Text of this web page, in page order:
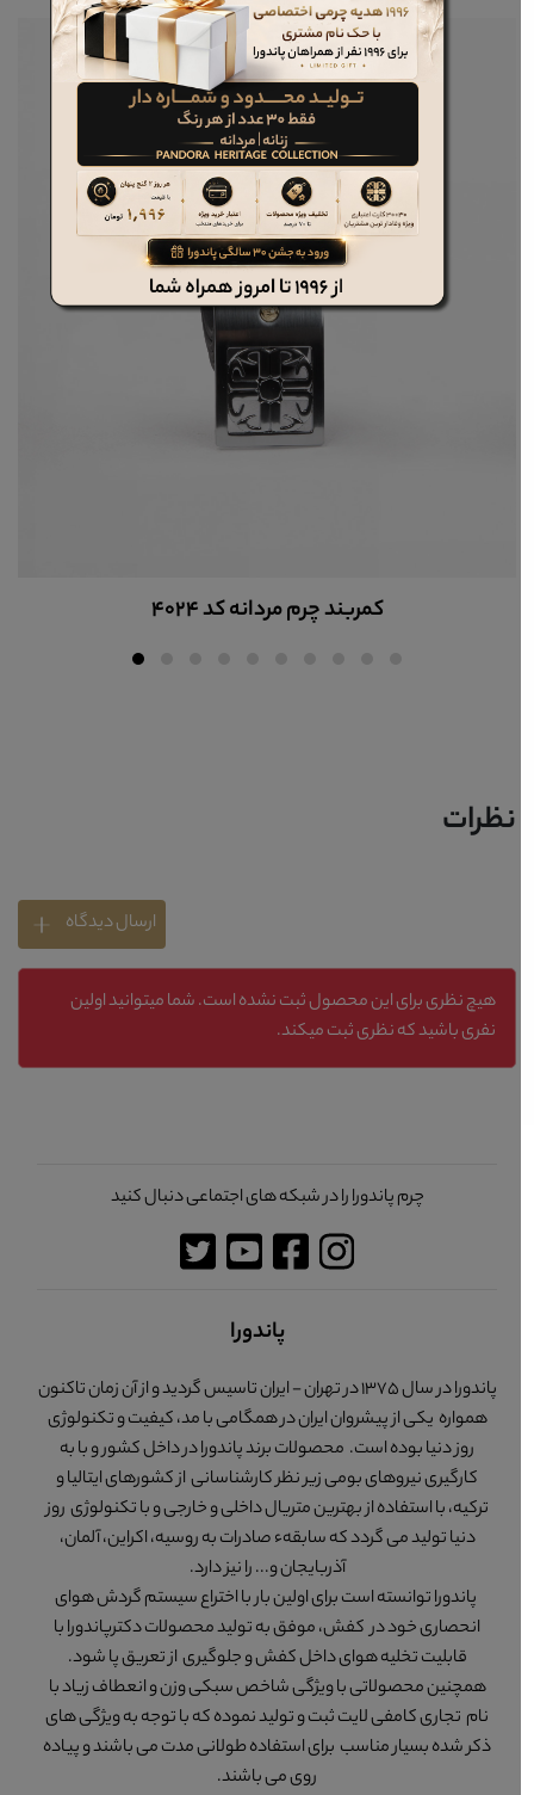
کمربند چرم مردانه کد 4024
نظرات
ارسال دیدگاه
هیچ نظری برای این محصول ثبت نشده است. شما میتوانید اولین
نفری باشید که نظری ثبت میکند.
چرم پاندورا را در شبکه های اجتماعی دنبال کنید
پاندورا
پاندورا در سال 1375 در تهران - ایران تاسیس گردید و از آن زمان تاکنون
همواره یکی از پیشروان ایران در همگامی با مد، کیفیت و تکنولوژی
روز دنیا بوده است. محصولات برند پاندورا در داخل کشور و با به
کارگیری نیروهای بومی زیر نظر کارشناسانی از کشورهای ایتالیا و
ترکیه، با استفاده از بهترین متریال داخلی و خارجی و با تکنولوژی روز
دنیا تولید می گردد که سابقهء صادرات به روسیه، اکراین، آلمان،
آذربایجان و... را نیز دارد.
پاندورا توانسته است برای اولین بار با اختراع سیستم گردش هوای
انحصاری خود در کفش، موفق به تولید محصولات دکترپاندورا با
قابلیت تخلیه هوای داخل کفش و جلوگیری از تعریق پا شود.
همچنین محصولاتی با ویژگی شاخص سبکی وزن و انعطاف زیاد با
نام تجاری کامفی لایت ثبت و تولید نموده که با توجه به ویژگی های
ذکر شده بسیار مناسب برای استفاده طولانی مدت می باشند و پیاده
روی می باشند.